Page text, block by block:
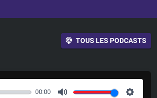
TOUS LES PODCASTS
00:00